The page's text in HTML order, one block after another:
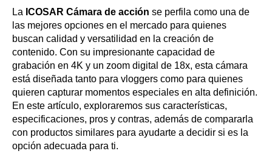
La ICOSAR Cámara de acción se perfila como una de
las mejores opciones en el mercado para quienes
buscan calidad y versatilidad en la creación de
contenido. Con su impresionante capacidad de
grabación en 4K y un zoom digital de 18x, esta cámara
está diseñada tanto para vloggers como para quienes
quieren capturar momentos especiales en alta definición.
En este artículo, exploraremos sus características,
especificaciones, pros y contras, además de compararla
con productos similares para ayudarte a decidir si es la
opción adecuada para ti.